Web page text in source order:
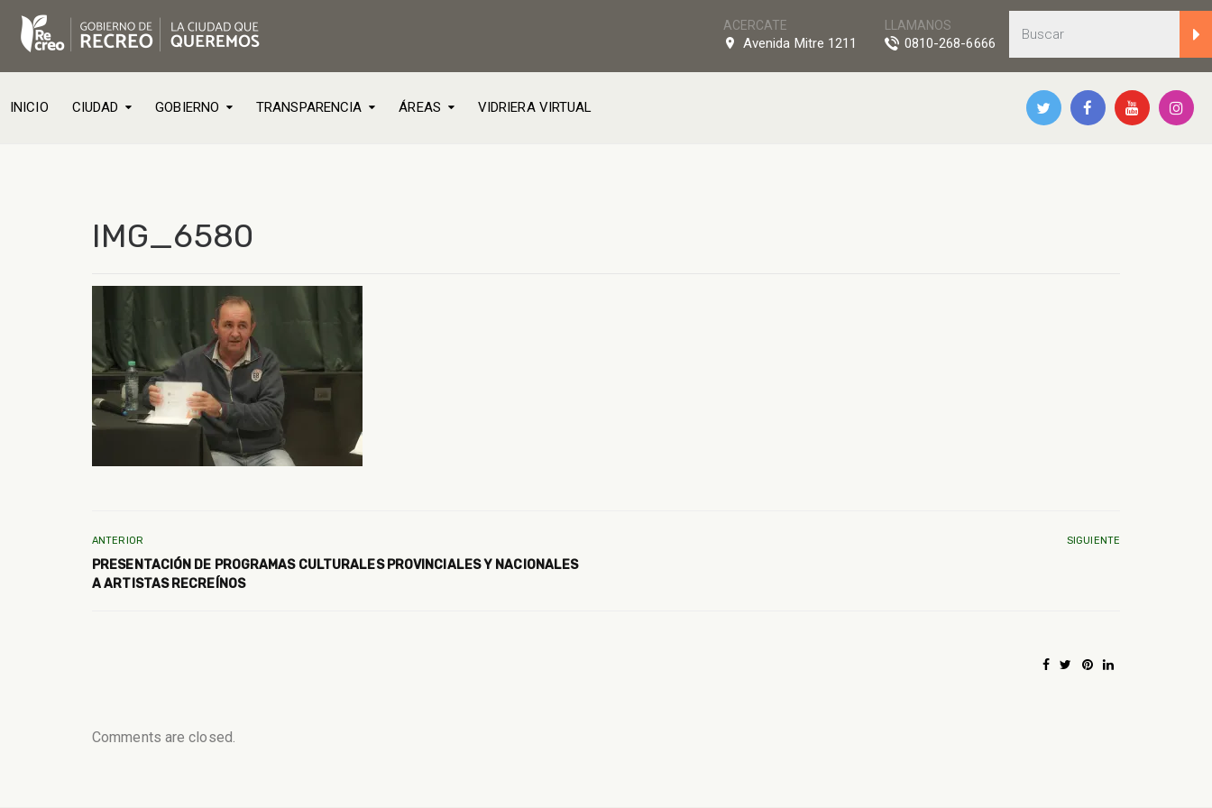
LLAMANOS
0810-268-6666
ACERCATE
Avenida Mitre 1211
INICIO CIUDAD GOBIERNO TRANSPARENCIA ÁREAS VIDRIERA VIRTUAL
IMG_6580
ANTERIOR
PRESENTACIÓN DE PROGRAMAS CULTURALES PROVINCIALES Y NACIONALES
A ARTISTAS RECREÍNOS
SIGUIENTE
Comments are closed.